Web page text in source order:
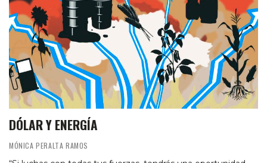
DÓLAR Y ENERGÍA
MÓNICA PERALTA RAMOS